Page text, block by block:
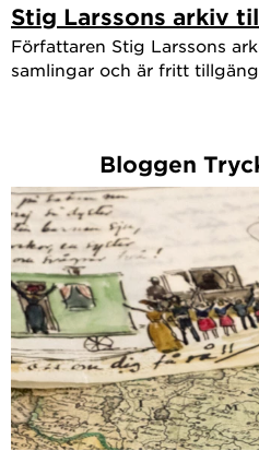
Stig Larssons arkiv
Författaren Stig Larssons
samlingar och är fritt
Bloggen